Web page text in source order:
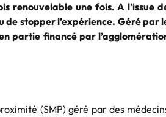
renouvelable une fois. A l’issue
stopper l’expérience. Géré par
partie financé par
(SMP) géré par des